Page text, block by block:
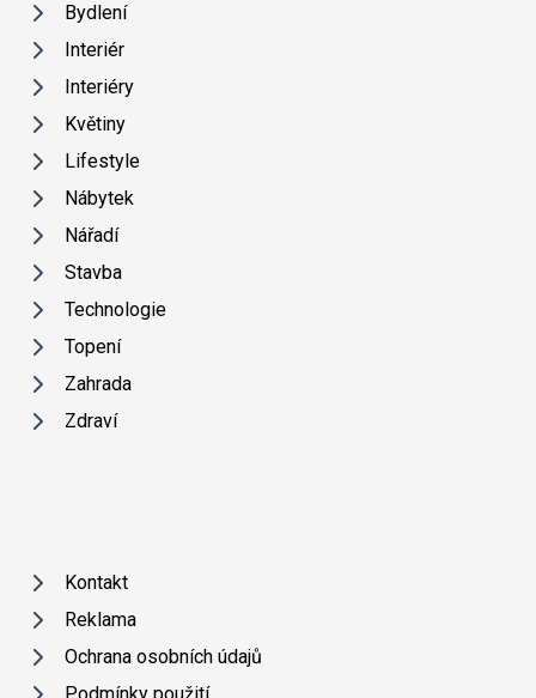
Bydlení
Interiér
Interiéry
Květiny
Lifestyle
Nábytek
Nářadí
Stavba
Technologie
Topení
Zahrada
Zdraví
Kontakt
Reklama
Ochrana osobních údajů